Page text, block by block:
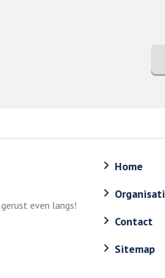
even langs!
Home
Contact
Sitemap